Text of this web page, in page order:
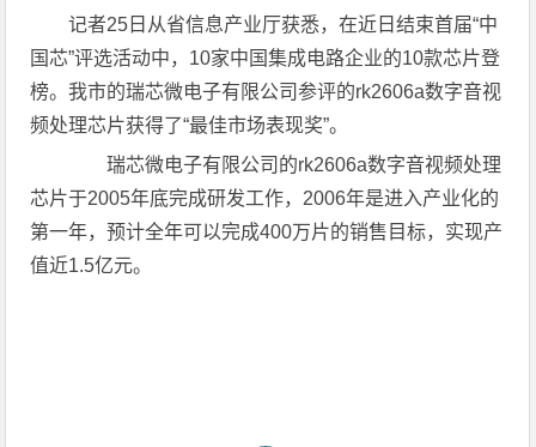
记者25日从省信息产业厅获悉，在近日结束首届“中
国芯”评选活动中，10家中国集成电路企业的10款芯片登
榜。我市的瑞芯微电子有限公司参评的rk2606a数字音视
频处理芯片获得了“最佳市场表现奖”。
瑞芯微电子有限公司的rk2606a数字音视频处理
芯片于2005年底完成研发工作，2006年是进入产业化的
第一年，预计全年可以完成400万片的销售目标，实现产
值近1.5亿元。